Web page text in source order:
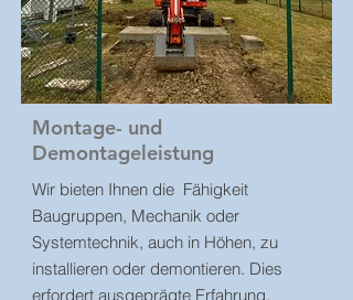
Montage- und
Demontageleistung
Wir bieten Ihnen die Fähigkeit
Baugruppen, Mechanik oder
Systemtechnik, auch in Höhen, zu
installieren oder demontieren. Dies
erfordert ausgeprägte Erfahrung,